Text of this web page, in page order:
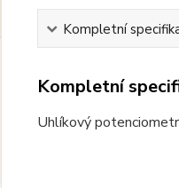
Kompletní
Kompletní
Uhlíkový